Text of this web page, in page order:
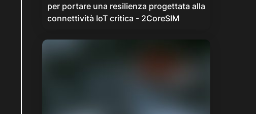
per portare una resilienza progettata alla
connettività IoT critica - 2CoreSIM